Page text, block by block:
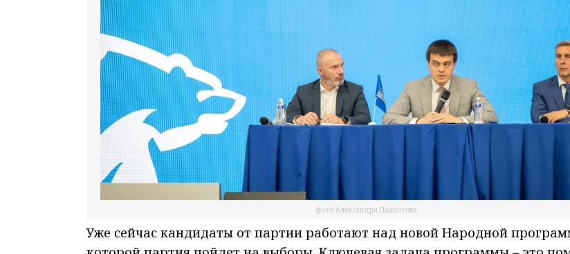
фото Александра Паниотова
Уже сейчас кандидаты от партии работают над новой Народной